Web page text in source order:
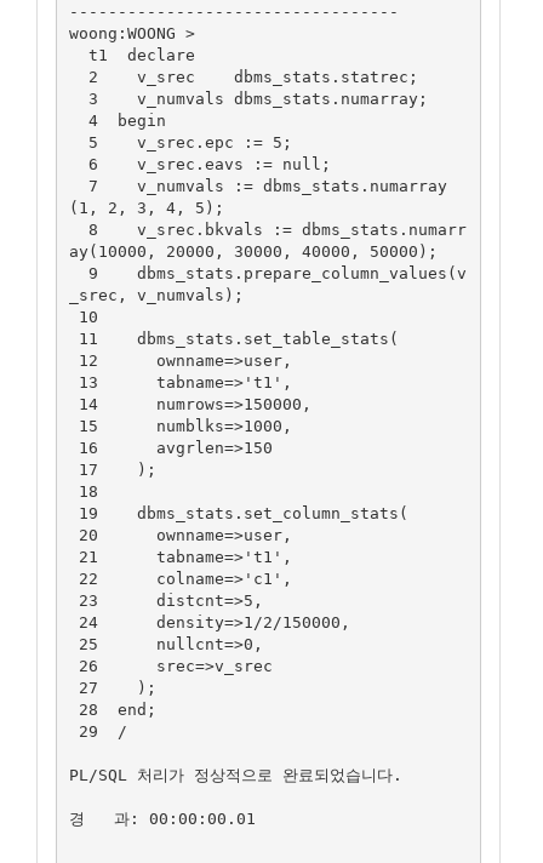
----------------------------------
woong:WOONG >
(1, 2, 3, 4, 5);
ay(10000, 20000, 30000, 40000, 50000);
_srec, v_numvals);
PL/SQL 처리가 정상적으로 완료되었습니다.
경   과: 00:00:00.01